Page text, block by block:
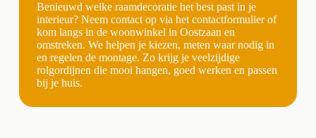
Benieuwd welke raamdecoratie het best past in je
interieur? Neem contact op via het contactformulier of
kom langs in de woonwinkel in Oostzaan en
omstreken. We helpen je kiezen, meten waar nodig in
en regelen de montage. Zo krijg je veelzijdige
rolgordijnen die mooi hangen, goed werken en passen
bij je huis.